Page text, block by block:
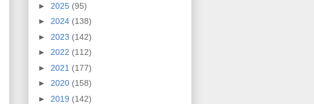
► 2025 (95)
► 2024 (138)
► 2023 (142)
► 2022 (112)
► 2021 (177)
► 2020 (158)
► 2019 (142)